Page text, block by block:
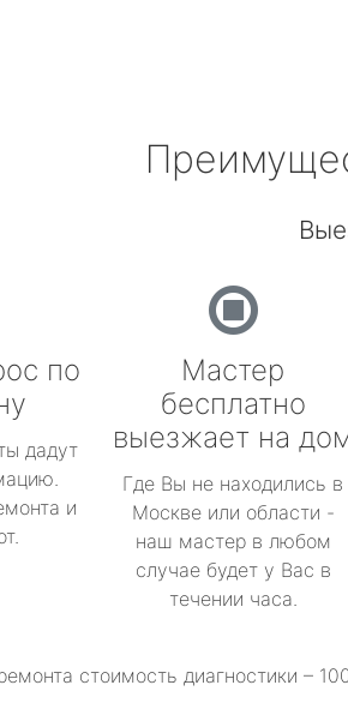
по
дадут
и
Мастер
бесплатно
выезжает на
Где Вы не находились в
Москве или области -
наш мастер в любом
случае будет у Вас в
течении часа.
стоимость диагностики –